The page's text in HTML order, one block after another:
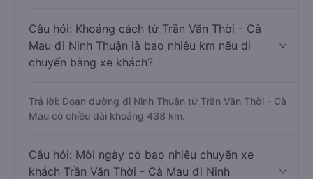
Câu hỏi: Khoảng cách từ Trần Văn Thời - Cà
Mau đi Ninh Thuận là bao nhiêu km nếu di
chuyển bằng xe khách?
Trả lời: Đoạn đường đi Ninh Thuận từ Trần Văn Thời - Cà
Mau có chiều dài khoảng 438 km.
Câu hỏi: Mỗi ngày có bao nhiêu chuyến xe
khách Trần Văn Thời - Cà Mau đi Ninh